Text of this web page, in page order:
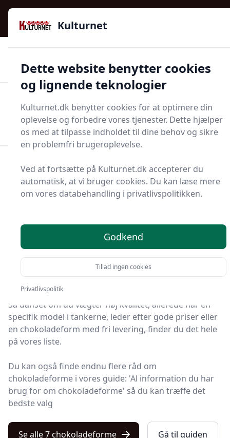
Kulturnet - Alt Det Gode I Livet | Din Kulturguide Siden
2016
97 kategorier 👍Kun godkendte butikker
Start søgning
Start søgning
Forside Bolig og indretning
Køkken og spisestue
Chokoladeform
Bedste chokoladeform i
2025 - se de 7 bedste her
Velkommen til Kulturnet – her finder du de bedste
chokoladeforme på markedet. Vi har nøje udvalgt 7
produkter, så du er sikret kvalitet.
Så uanset om du vægter høj kvalitet, allerede har en
specifik model i tankerne, leder efter gode priser eller
en chokoladeform med fri levering, finder du det hele
på vores liste.
Du kan også finde endnu flere råd om
chokoladeforme i vores guide: 'Al information du har
brug for om chokoladeforme' så du kan træffe det
bedste valg
Se alle 7 chokoladeforme Gå til guiden
Kulturnet
Dette website benytter cookies
og lignende teknologier
Kulturnet.dk benytter cookies for at optimere din
oplevelse og forbedre vores tjenester. Dette hjælper
os med at tilpasse indholdet til dine behov og sikre
en problemfri brugeroplevelse.
Ved at fortsætte på Kulturnet.dk accepterer du
automatisk, at vi bruger cookies. Du kan læse mere
om vores databehandling i privatlivspolitikken.
Godkend
Tillad ingen cookies
Privatlivspolitik